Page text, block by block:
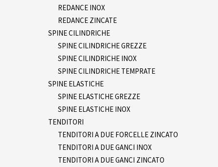
REDANCE INOX
REDANCE ZINCATE
SPINE CILINDRICHE
SPINE CILINDRICHE GREZZE
SPINE CILINDRICHE INOX
SPINE CILINDRICHE TEMPRATE
SPINE ELASTICHE
SPINE ELASTICHE GREZZE
SPINE ELASTICHE INOX
TENDITORI
TENDITORI A DUE FORCELLE ZINCATO
TENDITORI A DUE GANCI INOX
TENDITORI A DUE GANCI ZINCATO